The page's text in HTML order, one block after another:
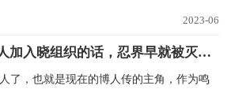
2023-06
火影：如果这五个人加入晓组织的话，忍界早就被灭了好几次了！
了，也就是现在的博人传的主角，作为鸣